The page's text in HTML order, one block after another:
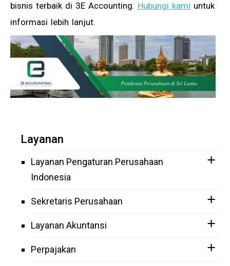
bisnis terbaik di 3E Accounting. Hubungi kami untuk
informasi lebih lanjut.
Layanan
Layanan Pengaturan Perusahaan
Indonesia
Sekretaris Perusahaan
Layanan Akuntansi
Perpajakan